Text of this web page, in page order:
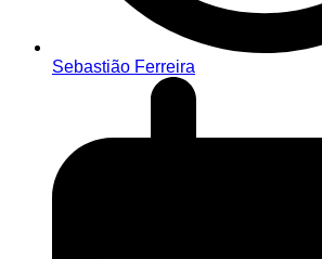
Sebastião Ferreira